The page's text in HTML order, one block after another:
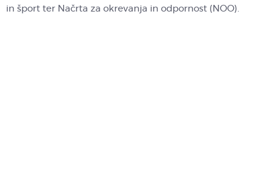
in šport ter Načrta za okrevanja in odpornost (NOO).